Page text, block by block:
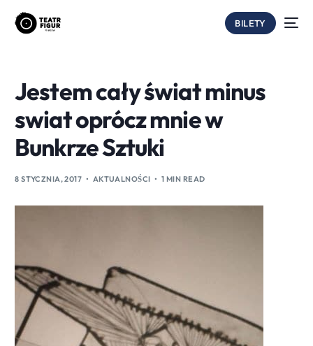
BILETY
Jestem cały świat minus
swiat oprócz mnie w
Bunkrze Sztuki
8 STYCZNIA, 2017 AKTUALNOŚCI 1 MIN READ